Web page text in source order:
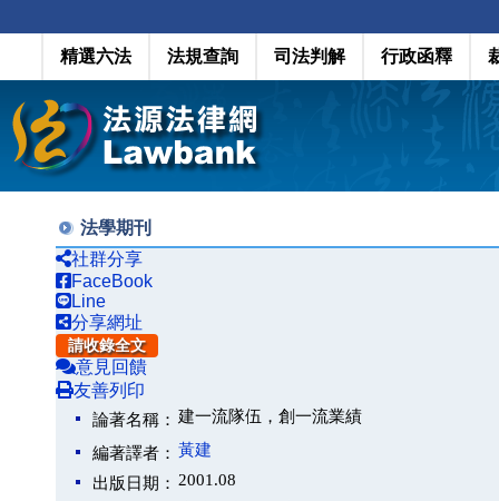
精選六法 法規查詢 司法判解 行政函釋
法學期刊
社群分享
FaceBook
Line
分享網址
請收錄全文
意見回饋
友善列印
論著名稱： 建一流隊伍，創一流業績
編著譯者： 黃建
出版日期： 2001.08